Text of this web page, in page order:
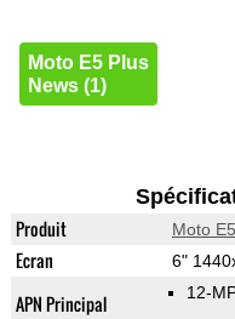
Moto E5 Plus
News (1)
Produit Moto
Ecran 6"
APN Principal 12-